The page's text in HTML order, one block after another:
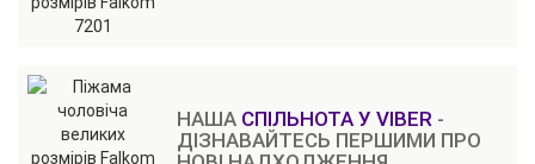
НАША СПІЛЬНОТА У VIBER -
ДІЗНАВАЙТЕСЬ ПЕРШИМИ ПРО